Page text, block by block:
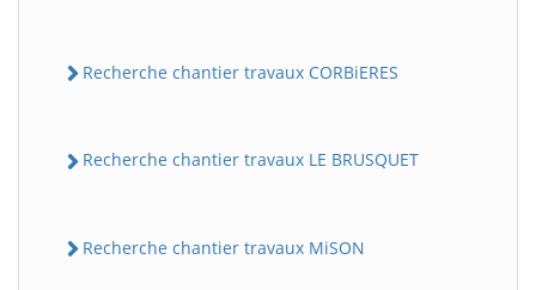
Recherche chantier travaux CORBiERES
Recherche chantier travaux LE BRUSQUET
Recherche chantier travaux MiSON